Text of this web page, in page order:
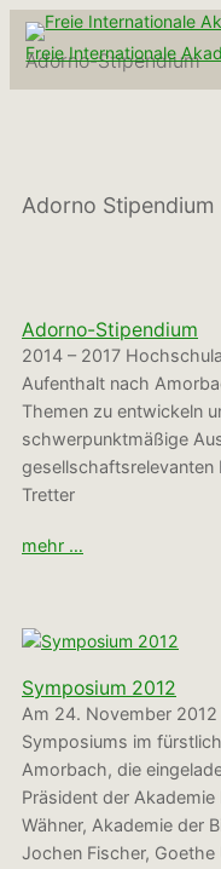
Zum
Inhalt
springen
Adorno-Stipendium
Freie Internationale
Adorno Stipendium
Adorno-Stipendium
2014 – 2017
Aufenthalt nach
Themen zu entwickeln
schwerpunktmäßige
gesellschaftsrelevanten
Tretter
mehr …
Symposium 2012
Am 24. November
Symposiums im
Amorbach, die
Präsident der
Wähner, Akademie der
Jochen Fischer, Goethe